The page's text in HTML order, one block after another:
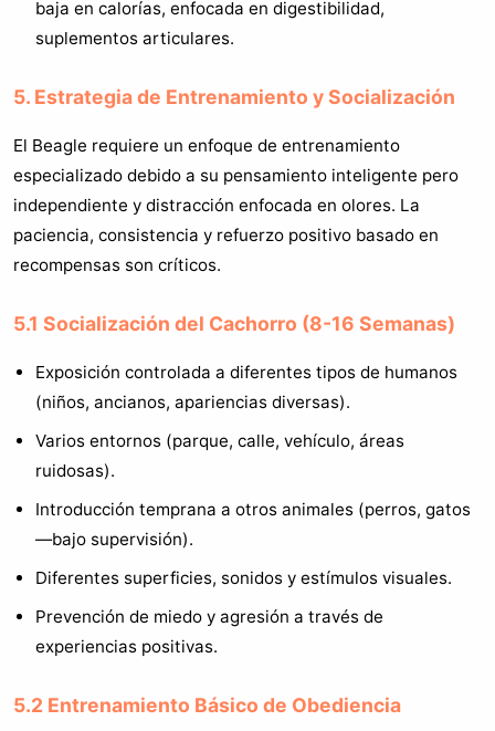
baja en calorías, enfocada en digestibilidad,
suplementos articulares.
5. Estrategia de Entrenamiento y Socialización
El Beagle requiere un enfoque de entrenamiento
especializado debido a su pensamiento inteligente pero
independiente y distracción enfocada en olores. La
paciencia, consistencia y refuerzo positivo basado en
recompensas son críticos.
5.1 Socialización del Cachorro (8-16 Semanas)
Exposición controlada a diferentes tipos de humanos
(niños, ancianos, apariencias diversas).
Varios entornos (parque, calle, vehículo, áreas
ruidosas).
Introducción temprana a otros animales (perros, gatos
—bajo supervisión).
Diferentes superficies, sonidos y estímulos visuales.
Prevención de miedo y agresión a través de
experiencias positivas.
5.2 Entrenamiento Básico de Obediencia